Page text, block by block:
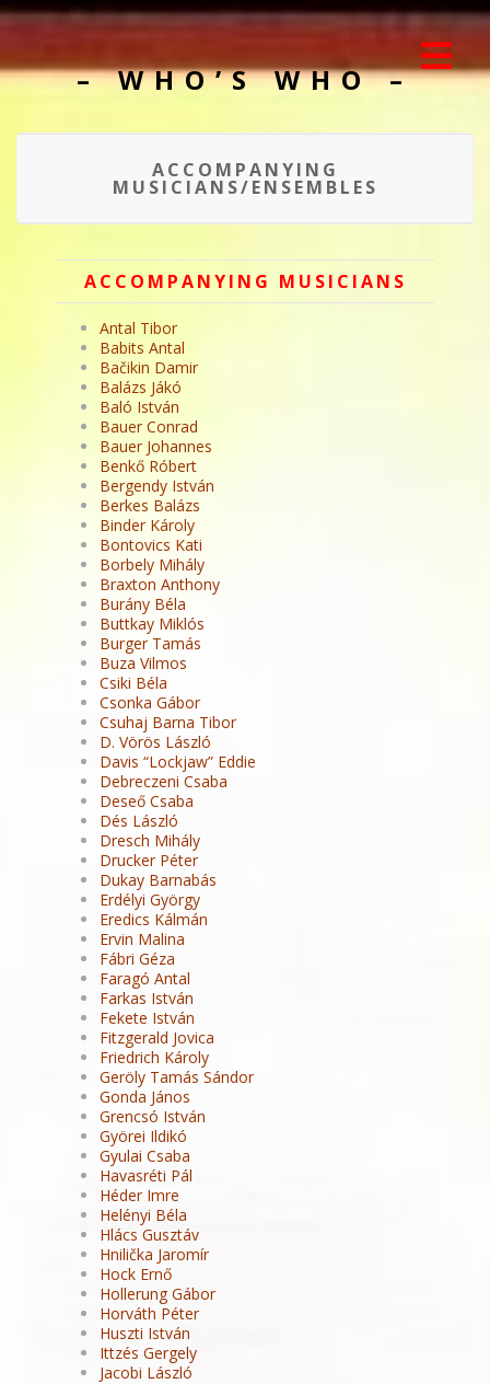
– WHO’S WHO –
ACCOMPANYING
MUSICIANS/ENSEMBLES
ACCOMPANYING MUSICIANS
Antal Tibor
Babits Antal
Bačikin Damir
Balázs Jákó
Baló István
Bauer Conrad
Bauer Johannes
Benkő Róbert
Bergendy István
Berkes Balázs
Binder Károly
Bontovics Kati
Borbely Mihály
Braxton Anthony
Burány Béla
Buttkay Miklós
Burger Tamás
Buza Vilmos
Csiki Béla
Csonka Gábor
Csuhaj Barna Tibor
D. Vörös László
Davis “Lockjaw” Eddie
Debreczeni Csaba
Deseő Csaba
Dés László
Dresch Mihály
Drucker Péter
Dukay Barnabás
Erdélyi György
Eredics Kálmán
Ervin Malina
Fábri Géza
Faragó Antal
Farkas István
Fekete István
Fitzgerald Jovica
Friedrich Károly
Geröly Tamás Sándor
Gonda János
Grencsó István
Györei Ildikó
Gyulai Csaba
Havasréti Pál
Héder Imre
Helényi Béla
Hlács Gusztáv
Hnilička Jaromír
Hock Ernő
Hollerung Gábor
Horváth Péter
Huszti István
Ittzés Gergely
Jacobi László